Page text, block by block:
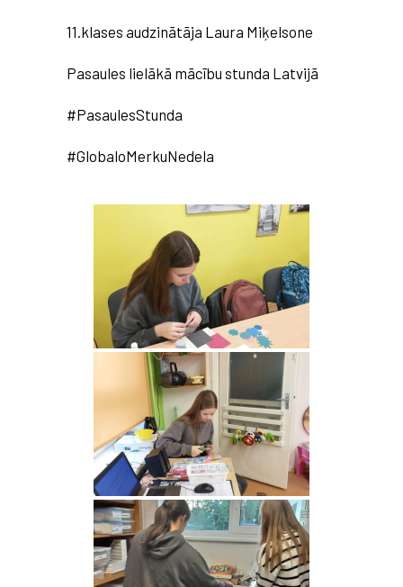
11.klases audzinātāja Laura Miķelsone
Pasaules lielākā mācību stunda Latvijā
#PasaulesStunda
#GlobaloMerkuNedela